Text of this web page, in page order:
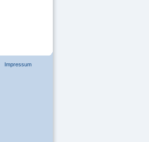
Impressum